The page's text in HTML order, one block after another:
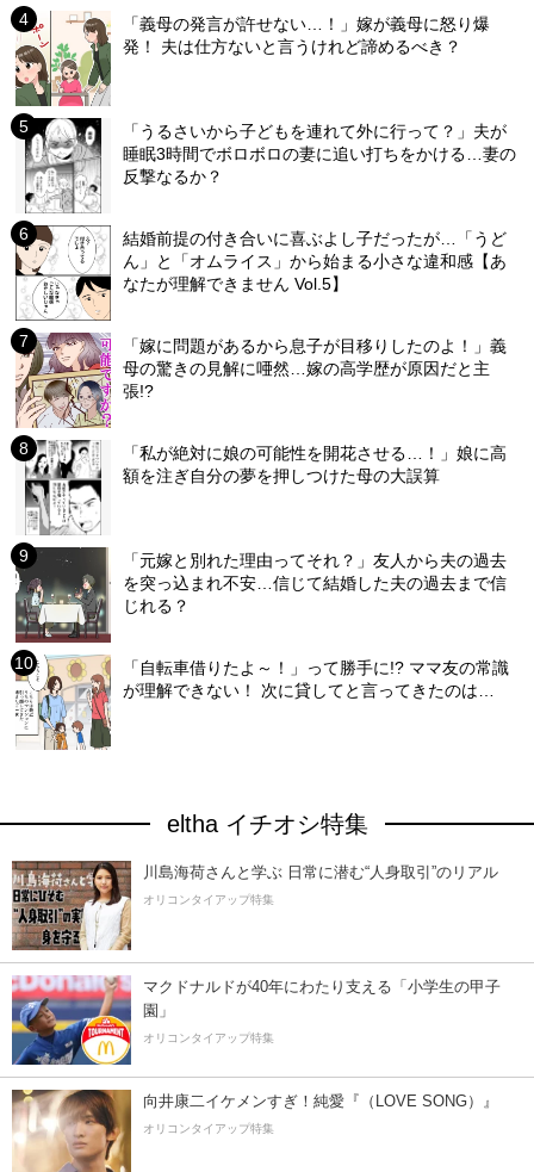
「義母の発言が許せない…！」嫁が義母に怒り爆
発！ 夫は仕方ないと言うけれど諦めるべき？
「うるさいから子どもを連れて外に行って？」夫が
睡眠3時間でボロボロの妻に追い打ちをかける…妻の
反撃なるか？
結婚前提の付き合いに喜ぶよし子だったが…「うど
ん」と「オムライス」から始まる小さな違和感【あ
なたが理解できません Vol.5】
「嫁に問題があるから息子が目移りしたのよ！」義
母の驚きの見解に唖然…嫁の高学歴が原因だと主
張!?
「私が絶対に娘の可能性を開花させる…！」娘に高
額を注ぎ自分の夢を押しつけた母の大誤算
「元嫁と別れた理由ってそれ？」友人から夫の過去
を突っ込まれ不安…信じて結婚した夫の過去まで信
じれる？
「自転車借りたよ～！」って勝手に!? ママ友の常識
が理解できない！ 次に貸してと言ってきたのは…
eltha イチオシ特集
川島海荷さんと学ぶ 日常に潜む“人身取引”のリアル
オリコンタイアップ特集
マクドナルドが40年にわたり支える「小学生の甲子
園」
オリコンタイアップ特集
向井康二イケメンすぎ！純愛『（LOVE SONG）』
オリコンタイアップ特集